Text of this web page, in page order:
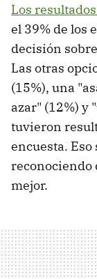
Los
el 39% de los
decisión
Las otras
(15%), una
azar" (12%) y
tuvieron
encuesta.
reconociendo
mejor.